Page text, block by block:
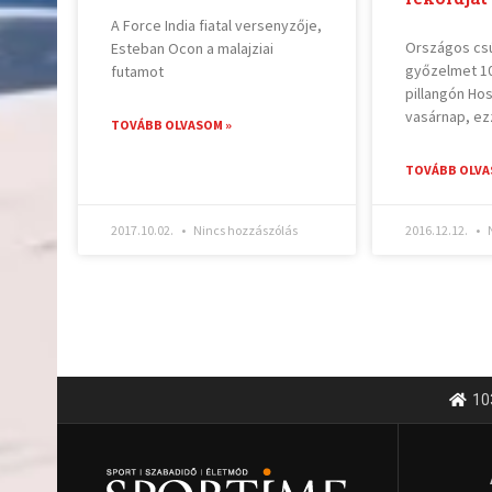
A Force India fiatal versenyzője,
Esteban Ocon a malajziai
futamot
TOVÁBB OLVASOM »
2017.10.02. Nincs hozzászólás
Országos
győzelmet
pillangón
vasárnap,
TOVÁBB
2016.12.12.